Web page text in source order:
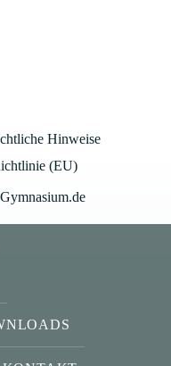
Hinweise
(EU)